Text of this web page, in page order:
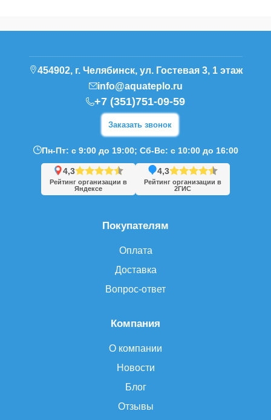
Компания
О компании
Новости
Блог
Отзывы
Покупателям
Оплата
Доставка
Вопрос-ответ
454902, г. Челябинск, ул. Гостевая 3, 1 этаж
info@aquateplo.ru
+7 (351)751-09-59
Заказать звонок
Пн-Пт: с 9:00 до 19:00; Сб-Вс: с 10:00 до 16:00
4,3
Рейтинг организации в
Яндексе
4,3
Рейтинг организации в
2ГИС